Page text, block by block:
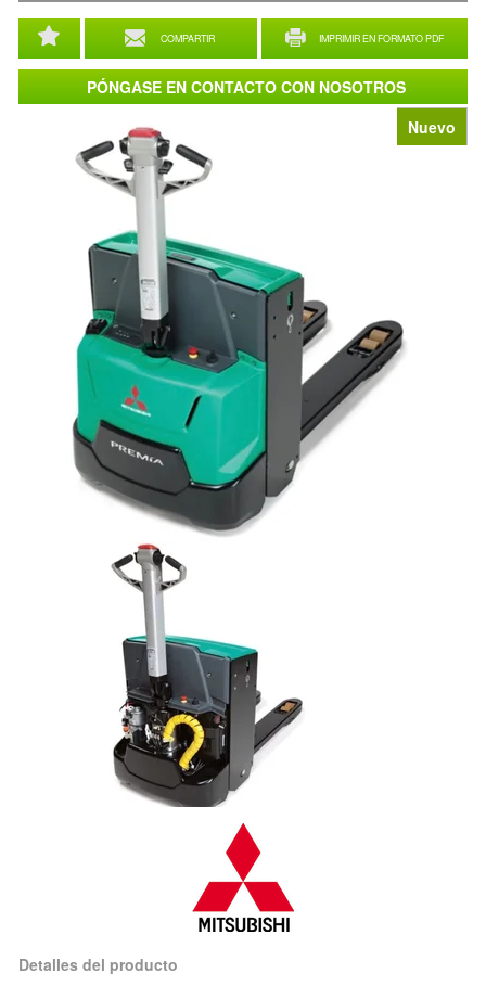
Nuevo
COMPARTIR IMPRIMIR EN FORMATO PDF
Detalles del producto
PÓNGASE EN CONTACTO CON NOSOTROS